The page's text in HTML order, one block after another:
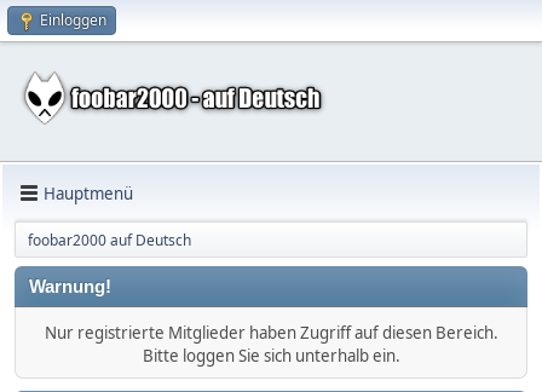
Einloggen
Hauptmenü
foobar2000 auf Deutsch
Warnung!
Nur registrierte Mitglieder haben Zugriff auf diesen Bereich.
Bitte loggen Sie sich unterhalb ein.